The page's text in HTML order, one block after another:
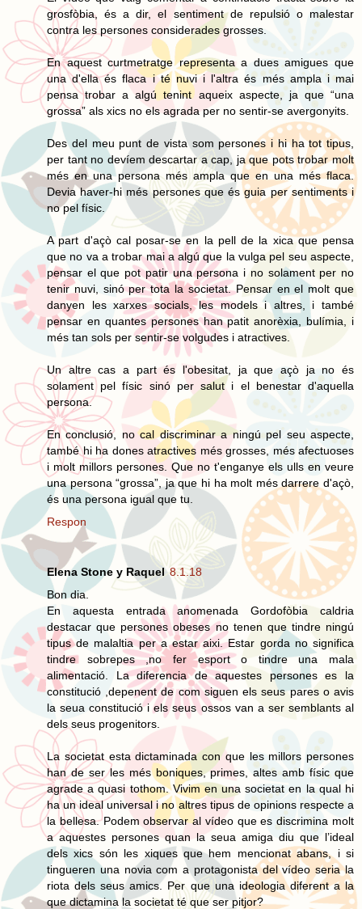
grosfòbia, és a dir, el sentiment de repulsió o malestar
contra les persones considerades grosses.
En aquest curtmetratge representa a dues amigues que
una d'ella és flaca i té nuvi i l'altra és més ampla i mai
pensa trobar a algú tenint aqueix aspecte, ja que “una
grossa” als xics no els agrada per no sentir-se avergonyits.
Des del meu punt de vista som persones i hi ha tot tipus,
per tant no devíem descartar a cap, ja que pots trobar molt
més en una persona més ampla que en una més flaca.
Devia haver-hi més persones que és guia per sentiments i
no pel físic.
A part d'açò cal posar-se en la pell de la xica que pensa
que no va a trobar mai a algú que la vulga pel seu aspecte,
pensar el que pot patir una persona i no solament per no
tenir nuvi, sinó per tota la societat. Pensar en el molt que
danyen les xarxes socials, les models i altres, i també
pensar en quantes persones han patit anorèxia, bulímia, i
més tan sols per sentir-se volgudes i atractives.
Un altre cas a part és l'obesitat, ja que açò ja no és
solament pel físic sinó per salut i el benestar d'aquella
persona.
En conclusió, no cal discriminar a ningú pel seu aspecte,
també hi ha dones atractives més grosses, més afectuoses
i molt millors persones. Que no t'enganye els ulls en veure
una persona “grossa”, ja que hi ha molt més darrere d'açò,
és una persona igual que tu.
Respon
Elena Stone y Raquel 8.1.18
Bon dia.
En aquesta entrada anomenada Gordofòbia caldria
destacar que persones obeses no tenen que tindre ningú
tipus de malaltia per a estar aixi. Estar gorda no significa
tindre sobrepes ,no fer esport o tindre una mala
alimentació. La diferencia de aquestes persones es la
constitució ,depenent de com siguen els seus pares o avis
la seua constitució i els seus ossos van a ser semblants al
dels seus progenitors.
La societat esta dictaminada con que les millors persones
han de ser les més boniques, primes, altes amb físic que
agrade a quasi tothom. Vivim en una societat en la qual hi
ha un ideal universal i no altres tipus de opinions respecte a
la bellesa. Podem observar al vídeo que es discrimina molt
a aquestes persones quan la seua amiga diu que l’ideal
dels xics són les xiques que hem mencionat abans, i si
tingueren una novia com a protagonista del vídeo seria la
riota dels seus amics. Per que una ideologia diferent a la
que dictamina la societat té que ser pitjor?